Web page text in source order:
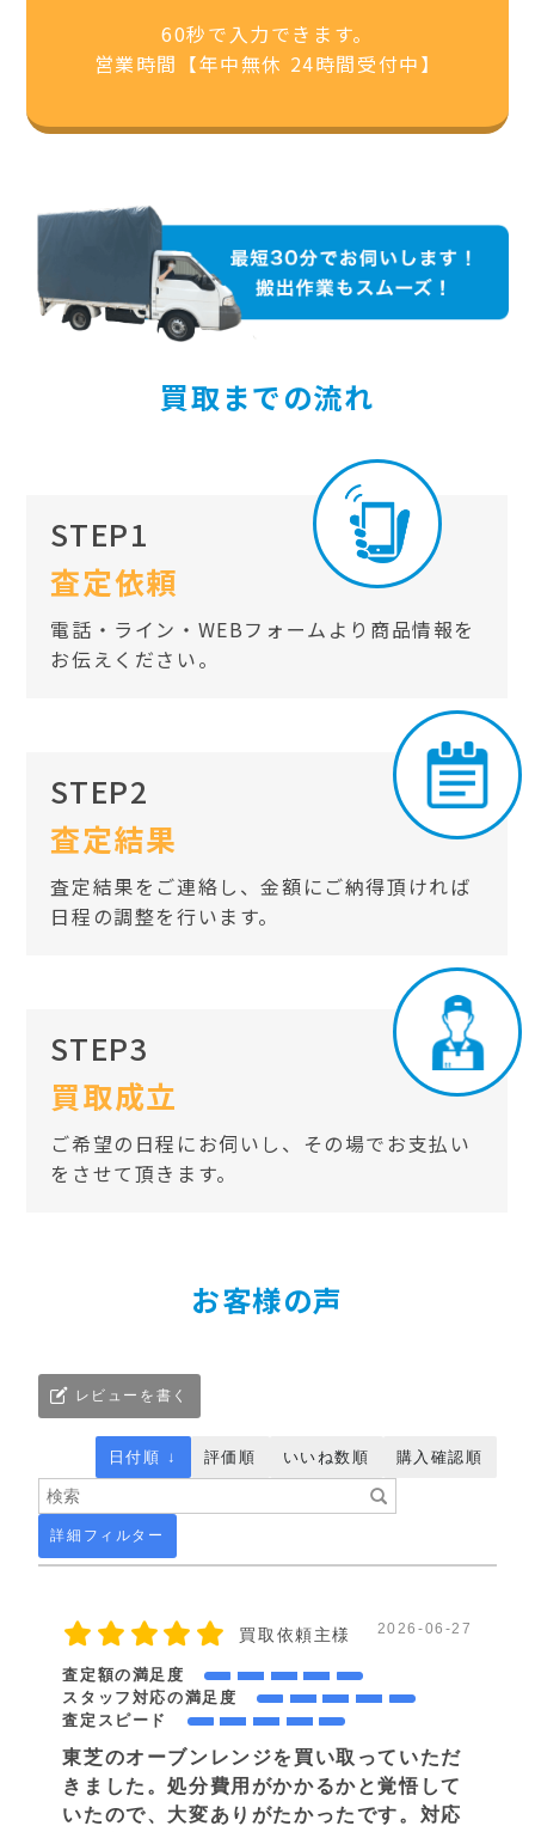
60秒で入力できます。
営業時間【年中無休 24時間受付中】
買取までの流れ
STEP1
査定依頼
電話・ライン・WEBフォームより商品情報を
お伝えください。
STEP2
査定結果
査定結果をご連絡し、金額にご納得頂ければ
日程の調整を行います。
STEP3
買取成立
ご希望の日程にお伺いし、その場でお支払い
をさせて頂きます。
お客様の声
レビューを書く
詳細フィルター
日付順 ↓ 評価順 いいね数順 購入確認順
買取依頼主様 2026-06-27
査定額の満足度
スタッフ対応の満足度
査定スピード
東芝のオーブンレンジを買い取っていただ
きました。処分費用がかかるかと覚悟して
いたので、大変ありがたかったです。対応